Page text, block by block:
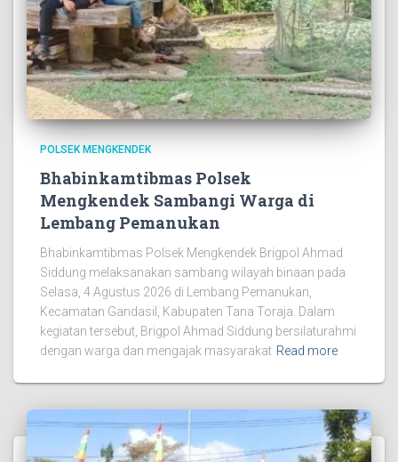
POLSEK MENGKENDEK
Bhabinkamtibmas Polsek
Mengkendek Sambangi Warga di
Lembang Pemanukan
Bhabinkamtibmas Polsek Mengkendek Brigpol Ahmad
Siddung melaksanakan sambang wilayah binaan pada
Selasa, 4 Agustus 2026 di Lembang Pemanukan,
Kecamatan Gandasil, Kabupaten Tana Toraja. Dalam
kegiatan tersebut, Brigpol Ahmad Siddung bersilaturahmi
dengan warga dan mengajak masyarakat Read more